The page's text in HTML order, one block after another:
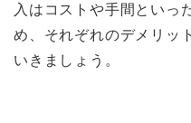
入はコストや手間といっ
め、それぞれのデメリッ
いきましょう。